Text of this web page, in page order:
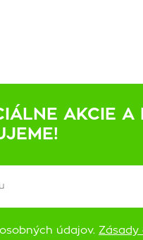
AKCIE A
údajov. Zásady